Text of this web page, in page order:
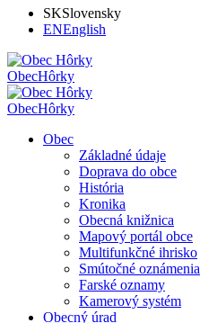
SKSlovensky
ENEnglish
ObecHôrky
ObecHôrky
Obec
Základné údaje
Doprava do obce
História
Kronika
Obecná knižnica
Mapový portál obce
Multifunkčné ihrisko
Smútočné oznámenia
Farské oznamy
Kamerový systém
Obecný úrad